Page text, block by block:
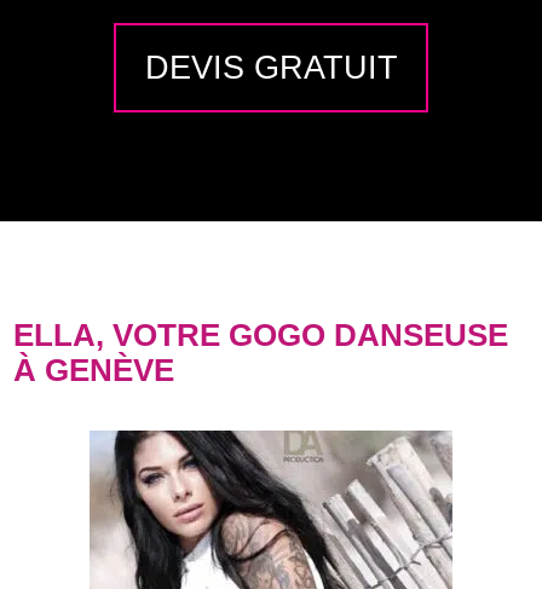
DEVIS GRATUIT
ELLA, VOTRE GOGO DANSEUSE
À GENÈVE